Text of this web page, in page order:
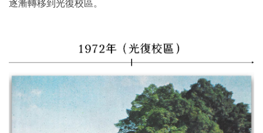
逐漸轉移到光復校區。